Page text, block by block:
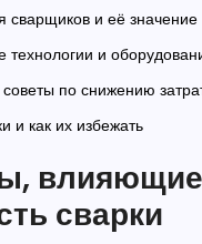
сварщиков и её значение
технологии и
советы по снижению
и как их избежать
сварки